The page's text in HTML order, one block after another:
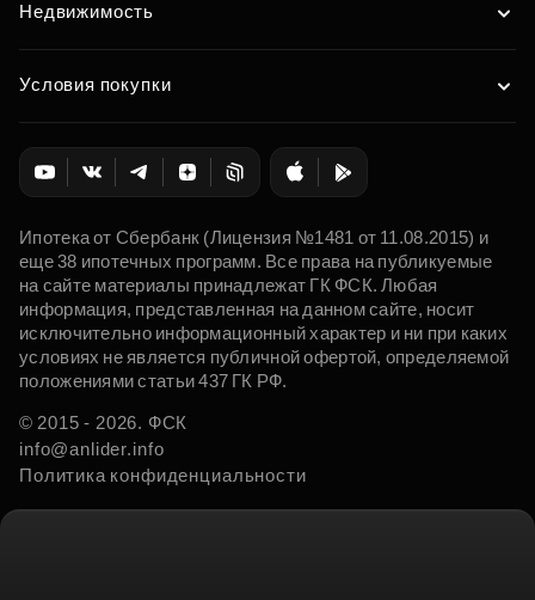
Недвижимость
Условия покупки
Ипотека от Сбербанк (Лицензия №1481 от 11.08.2015) и
еще 38 ипотечных программ. Все права на публикуемые
на сайте материалы принадлежат ГК ФСК. Любая
информация, представленная на данном сайте, носит
исключительно информационный характер и ни при каких
условиях не является публичной офертой, определяемой
положениями статьи 437 ГК РФ.
© 2015 - 2026. ФСК
info@anlider.info
Политика конфиденциальности